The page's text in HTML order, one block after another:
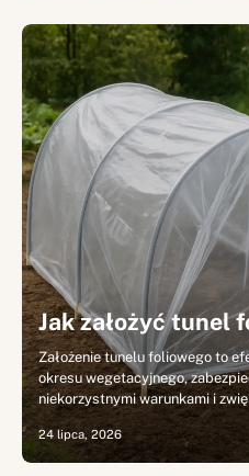
Jak założyć tunel
Założenie tunelu foliowego to
okresu wegetacyjnego,
niekorzystnymi warunkami i
24 lipca, 2026